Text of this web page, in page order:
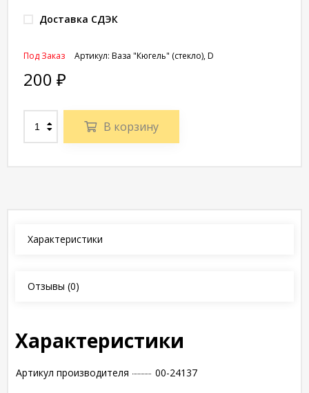
Доставка СДЭК
Артикул: Ваза "Кюгель" (стекло), D
Под Заказ
200 ₽
В корзину
Характеристики
Отзывы (0)
Характеристики
Артикул производителя 00-24137